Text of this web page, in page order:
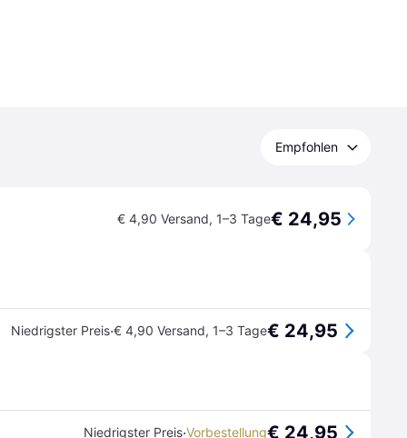
Empfohlen
€ 4,90 Versand, 1–3 Tage€ 24,95
Niedrigster Preis·€ 4,90 Versand, 1–3 Tage€ 24,95
Niedrigster Preis·Vorbestellung€ 24,95